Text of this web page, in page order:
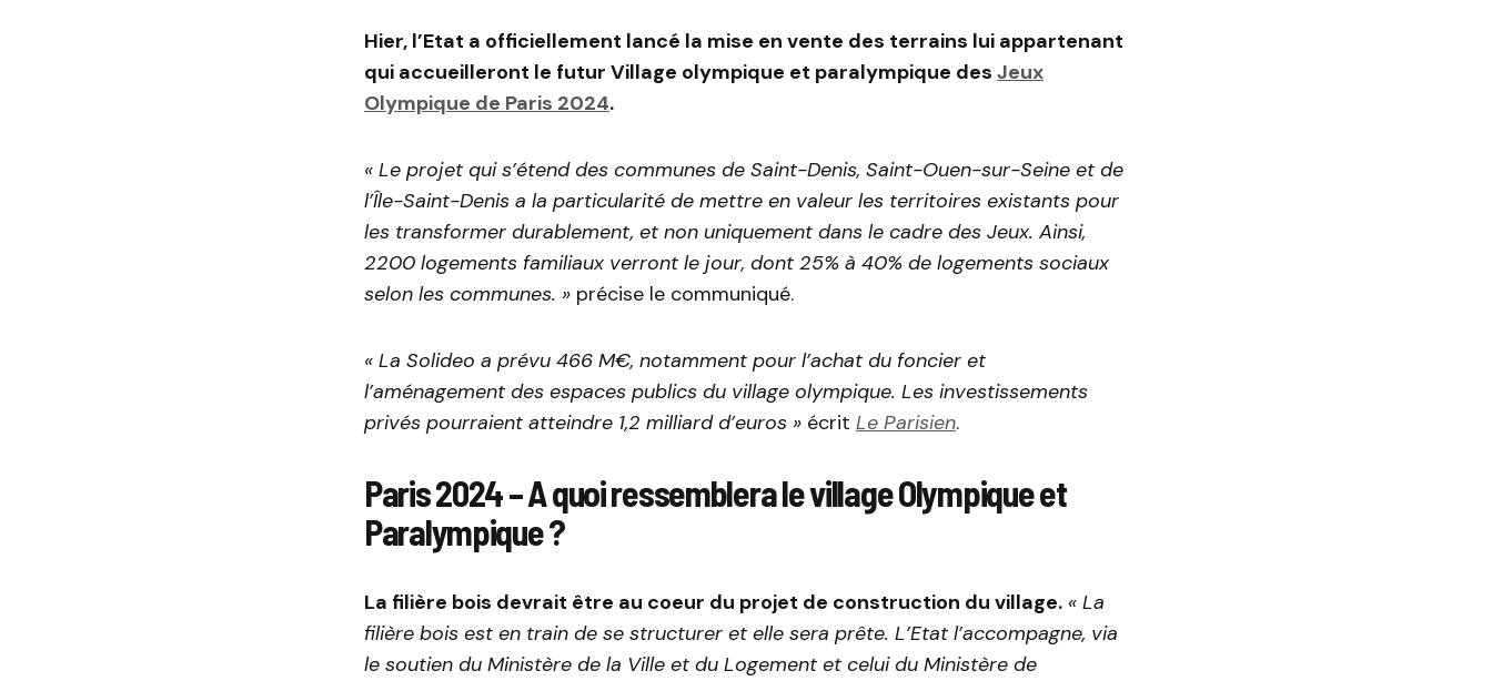
Hier, l’Etat a officiellement lancé la mise en vente des terrains lui appartenant
qui accueilleront le futur Village olympique et paralympique des Jeux
Olympique de Paris 2024.
« Le projet qui s’étend des communes de Saint-Denis, Saint-Ouen-sur-Seine et de
l’Île-Saint-Denis a la particularité de mettre en valeur les territoires existants pour
les transformer durablement, et non uniquement dans le cadre des Jeux. Ainsi,
2200 logements familiaux verront le jour, dont 25% à 40% de logements sociaux
selon les communes. » précise le communiqué.
« La Solideo a prévu 466 M€, notamment pour l’achat du foncier et
l’aménagement des espaces publics du village olympique. Les investissements
privés pourraient atteindre 1,2 milliard d’euros » écrit Le Parisien.
Paris 2024 – A quoi ressemblera le village Olympique et
Paralympique ?
La filière bois devrait être au coeur du projet de construction du village. « La
filière bois est en train de se structurer et elle sera prête. L’Etat l’accompagne, via
le soutien du Ministère de la Ville et du Logement et celui du Ministère de